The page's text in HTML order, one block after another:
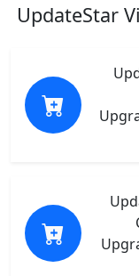
UpdateStar